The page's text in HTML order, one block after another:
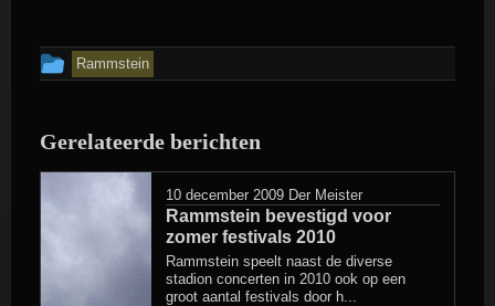
Dit
geplaatst
Rammstein
Gerelateerde berichten
10 december 2009 Der Meister
Rammstein bevestigd voor
zomer festivals 2010
Rammstein speelt naast de diverse
stadion concerten in 2010 ook op een
groot aantal festivals door h...